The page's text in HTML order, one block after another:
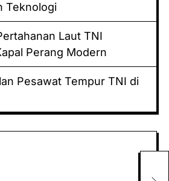
Teknologi
Laut TNI
Perang Modern
Pesawat Tempur TNI di